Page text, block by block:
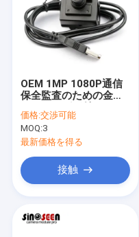
OEM 1MP 1080P通信
保全監査のための金属
る完全なHD USBのカメ
ラ モジュール
価格:交渉可能
MOQ:3
最新価格を得る
接触